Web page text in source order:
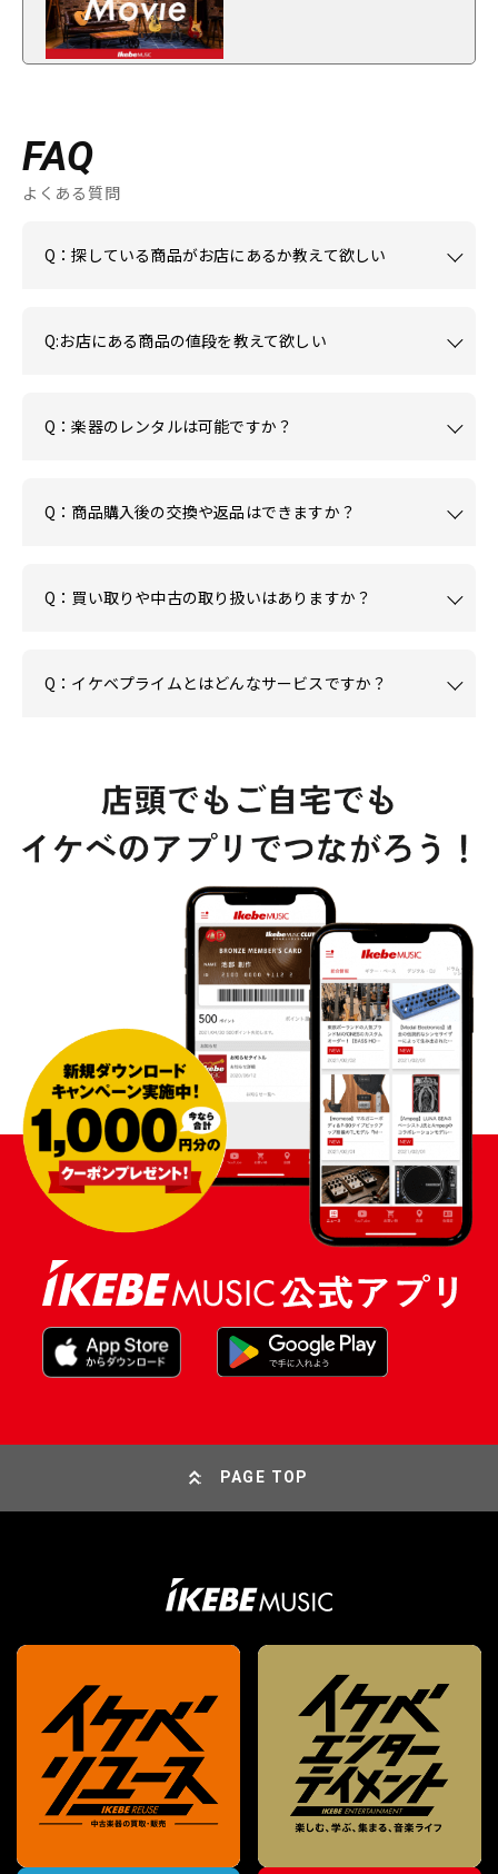
FAQ
よくある質問
Q：探している商品がお店にあるか教えて欲しい
Q:お店にある商品の値段を教えて欲しい
Q：楽器のレンタルは可能ですか？
Q：商品購入後の交換や返品はできますか？
Q：買い取りや中古の取り扱いはありますか？
Q：イケベプライムとはどんなサービスですか？
PAGE TOP